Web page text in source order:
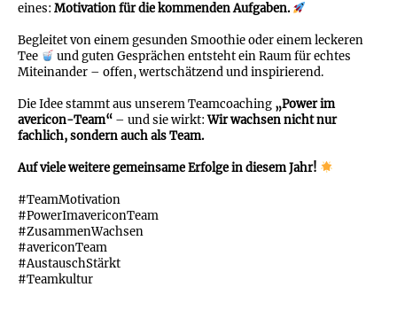
eines: Motivation für die kommenden Aufgaben.
Begleitet von einem gesunden Smoothie oder einem leckeren
Tee
und guten Gesprächen entsteht ein Raum für echtes
Miteinander – offen, wertschätzend und inspirierend.
Die Idee stammt aus unserem Teamcoaching „Power im
avericon-Team“ – und sie wirkt: Wir wachsen nicht nur
fachlich, sondern auch als Team.
Auf viele weitere gemeinsame Erfolge in diesem Jahr!
#TeamMotivation
#PowerImavericonTeam
#ZusammenWachsen
#avericonTeam
#AustauschStärkt
#Teamkultur